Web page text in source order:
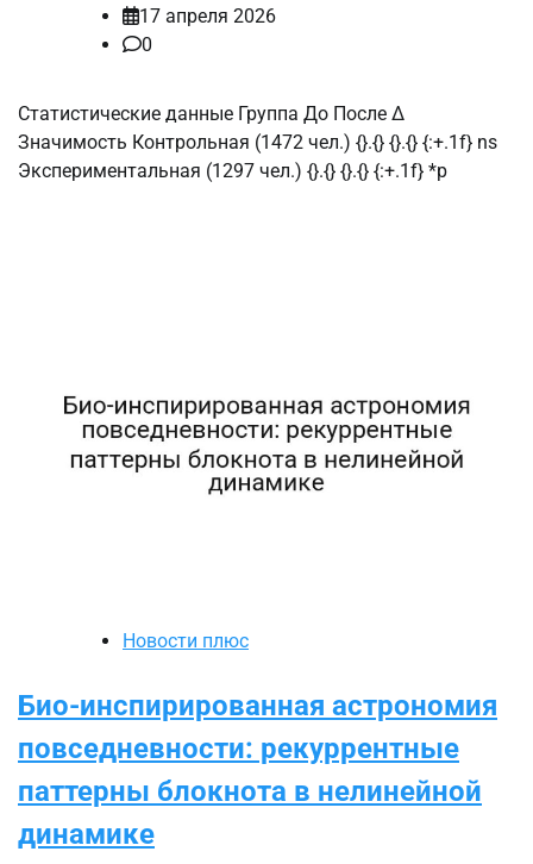
17 апреля 2026
0
Статистические данные Группа До После Δ
Значимость Контрольная (1472 чел.) {}.{} {}.{} {:+.1f} ns
Экспериментальная (1297 чел.) {}.{} {}.{} {:+.1f} *p
Новости плюс
Био-инспирированная астрономия
повседневности: рекуррентные
паттерны блокнота в нелинейной
динамике